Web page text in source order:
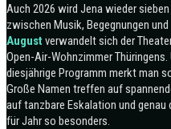
Auch 2026 wird Jena wieder
zwischen Musik, Begegnungen
August verwandelt sich der
Open-Air-Wohnzimmer
diesjährige Programm merkt man
Große Namen treffen auf
auf tanzbare Eskalation und
für Jahr so besonders.